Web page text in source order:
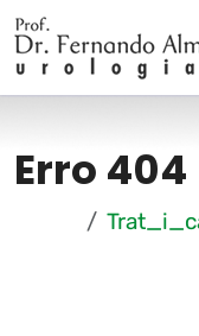
Erro 404